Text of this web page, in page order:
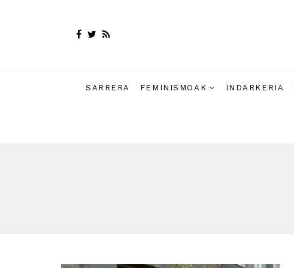
SARRERA FEMINISMOAK INDARKERIA